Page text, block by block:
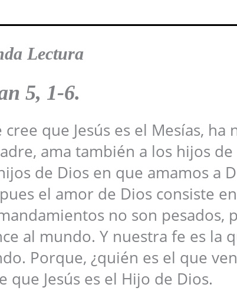
Lectura
5, 1-6.
que Jesús es el Mesías, ha
ama también a los hijos de
de Dios en que amamos a
el amor de Dios consiste
no son pesados,
al mundo. Y nuestra fe es la
Porque, ¿quién es el que
que Jesús es el Hijo de Dios.